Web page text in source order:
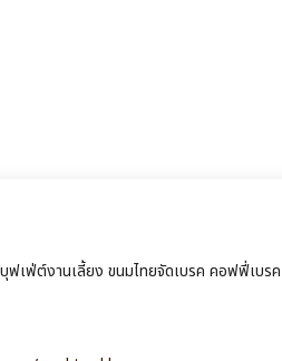
ฟเฟ่ต์งานเลี้ยง ขนมไทยจัดเบรค คอฟฟี่เ